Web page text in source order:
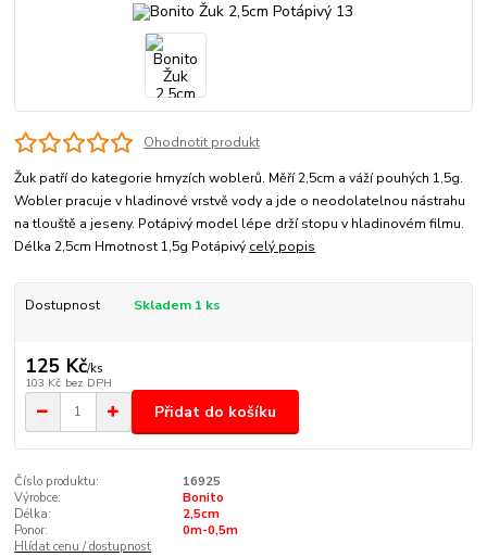
Ohodnotit produkt
Žuk patří do kategorie hmyzích woblerů. Měří 2,5cm a váží pouhých 1,5g.
Wobler pracuje v hladinové vrstvě vody a jde o neodolatelnou nástrahu
na tlouště a jeseny. Potápivý model lépe drží stopu v hladinovém filmu.
Délka 2,5cm Hmotnost 1,5g Potápivý celý popis
Dostupnost Skladem 1 ks
125 Kč/ks
103 Kč bez DPH
Přidat do košíku
Číslo produktu:
16925
Výrobce:
Bonito
Délka:
2,5cm
Ponor:
0m-0,5m
Hlídat cenu / dostupnost